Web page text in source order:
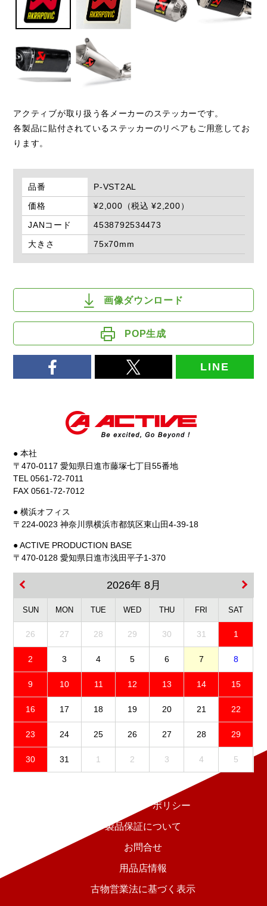
アクティブが取り扱う各メーカーのステッカーです。
各製品に貼付されているステッカーのリペアもご用意してお
ります。
品番
P-VST2AL
価格
¥2,000（税込 ¥2,200）
JANコード
4538792534473
大きさ
75x70mm
画像ダウンロード
POP生成
LINE
● 本社
〒470-0117 愛知県日進市藤塚七丁目55番地
TEL 0561-72-7011
FAX 0561-72-7012
● 横浜オフィス
〒224-0023 神奈川県横浜市都筑区東山田4-39-18
● ACTIVE PRODUCTION BASE
〒470-0128 愛知県日進市浅田平子1-370
2026年 8月
SUN MON TUE WED THU FRI SAT
26 27 28 29 30 31 1
2 3 4 5 6 7 8
9 10 11 12 13 14 15
16 17 18 19 20 21 22
23 24 25 26 27 28 29
30 31 1 2 3 4 5
プライバシーポリシー
製品保証について
お問合せ
用品店情報
古物営業法に基づく表示